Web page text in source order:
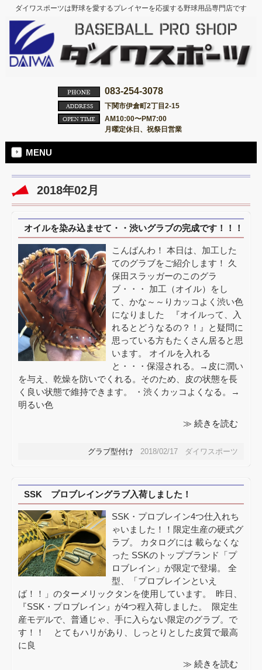
ダイワスポーツは野球を愛するプレイヤーを応援する野球用品専門店です
083-254-3078
下関市伊倉町2丁目2-15
AM10:00〜PM7:00
月曜定休日、祝祭日営業
MENU
2018年02月
オイルを染み込ませて・・渋いグラブの完成です！！！
こんばんわ！ 本日は、加工した
てのグラブをご紹介します！ 久
保田スラッガーのこのグラ
ブ・・・ 加工（オイル）をし
て、かな～～りカッコよく渋い色
になりました 『オイルって、入
れるとどうなるの？！』と疑問に
思っている方もたくさん居ると思
います。 オイルを入れる
と・・・保湿される。→皮に潤い
を与え、乾燥を防いでくれる。そのため、皮の状態を長
く良い状態で維持できます。 ・渋くカッコよくなる。→
明るい色
≫ 続きを読む
グラブ型付け 2018/02/17 ダイワスポーツ
SSK プロブレイングラブ入荷しました！
SSK・プロブレイン4つ仕入れち
ゃいました！！限定生産の硬式グ
ラブ。 カタログには 載らなくな
った SSKのトップブランド「プ
ロブレイン」が限定で登場。 全
型、「プロブレインといえ
ば！！」のターメリックタンを使用しています。 昨日、
『SSK・プロブレイン』が4つ程入荷しました。 限定生
産モデルで、普通じゃ、手に入らない限定のグラブ。で
す！！ とてもハリがあり、しっとりとした皮質で最高
に良
≫ 続きを読む